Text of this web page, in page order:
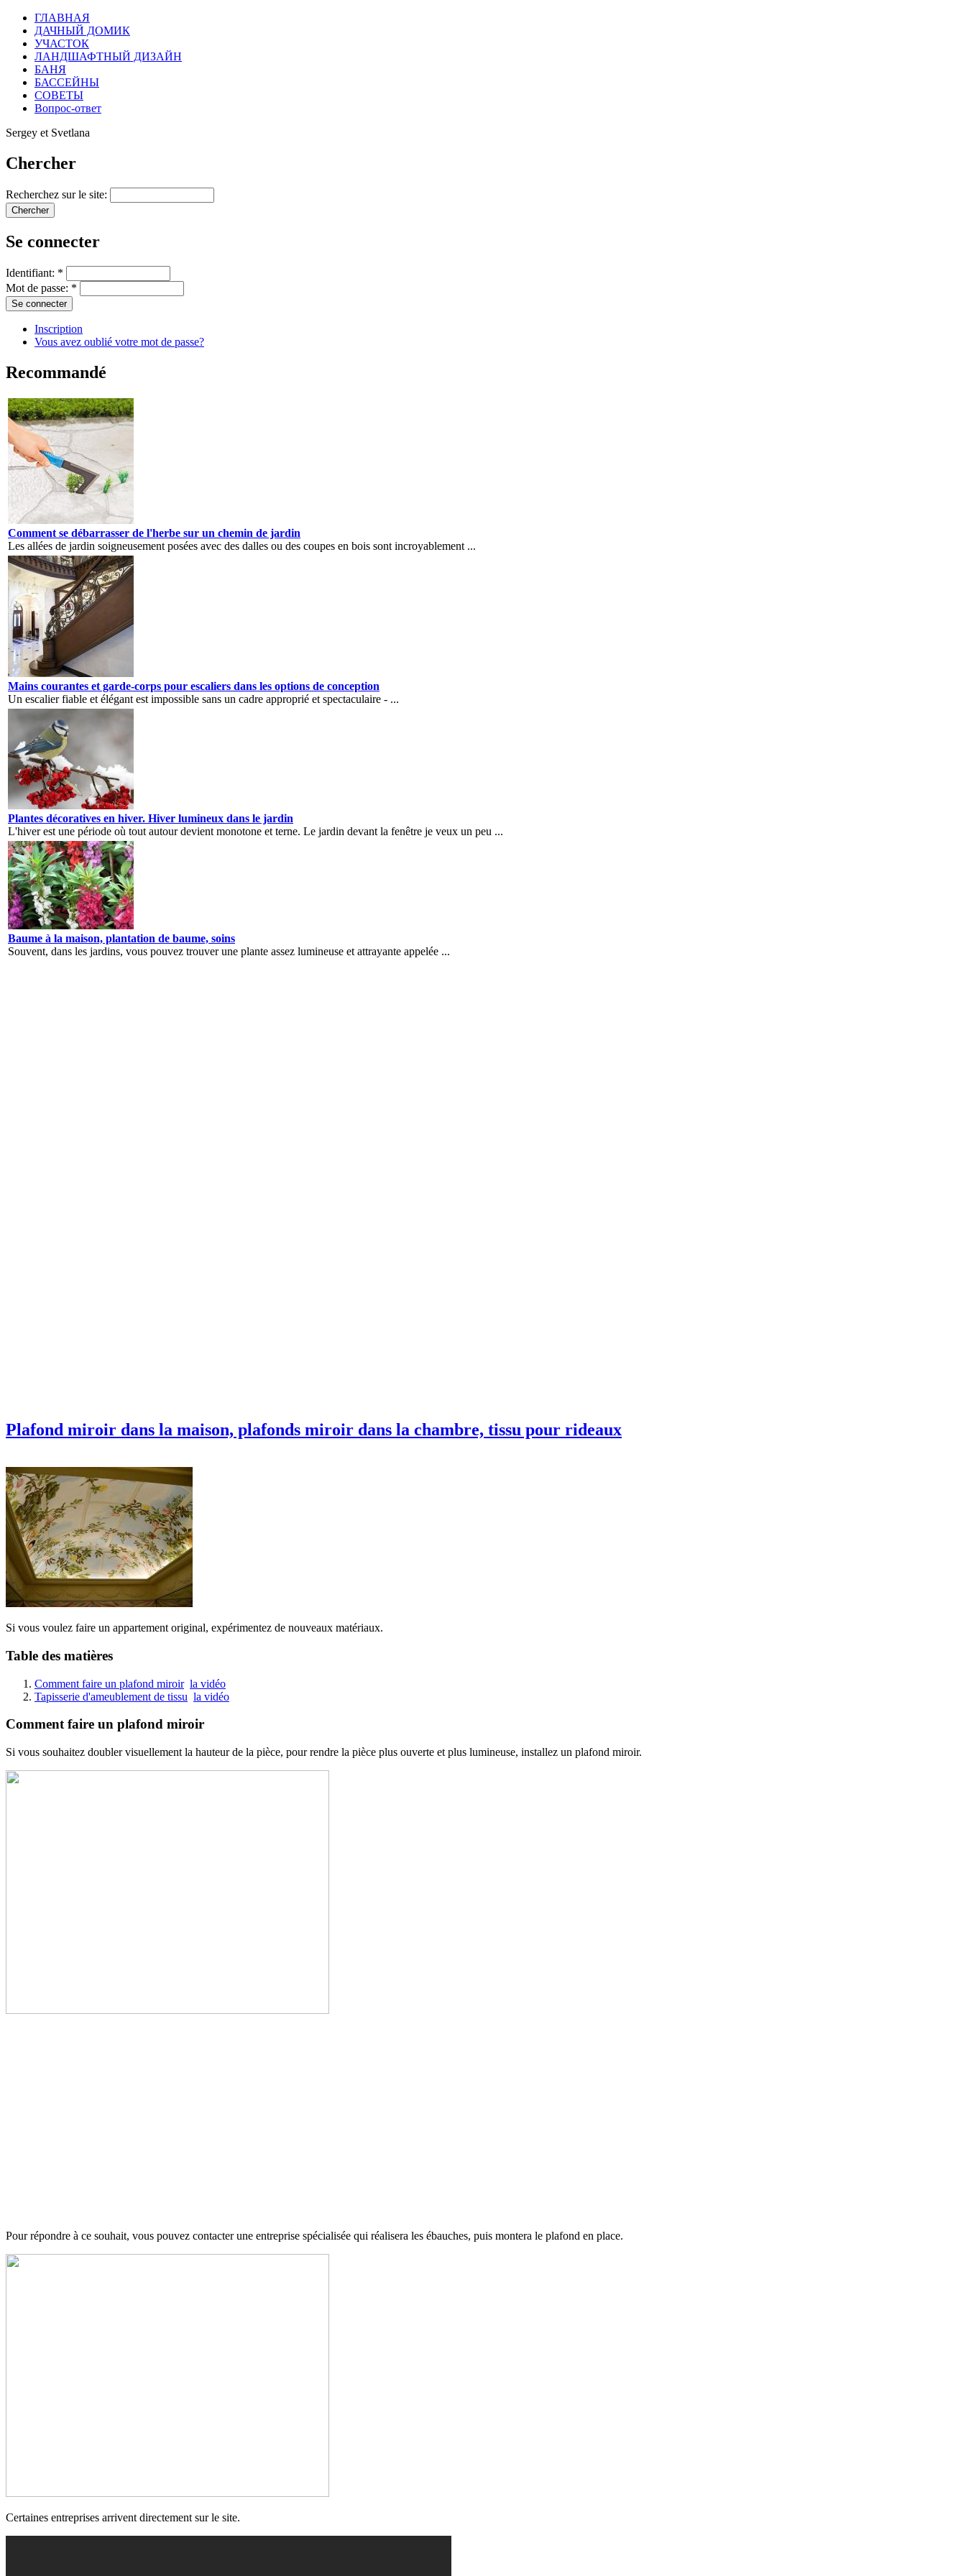
ГЛАВНАЯ
ДАЧНЫЙ ДОМИК
УЧАСТОК
ЛАНДШАФТНЫЙ ДИЗАЙН
БАНЯ
БАССЕЙНЫ
СОВЕТЫ
Вопрос-ответ
Sergey et Svetlana
Chercher
Recherchez sur le site:
Se connecter
Identifiant: *
Mot de passe: *
Inscription
Vous avez oublié votre mot de passe?
Recommandé
Comment se débarrasser de l'herbe sur un chemin de jardin
Les allées de jardin soigneusement posées avec des dalles ou des coupes en bois sont incroyablement ...
Mains courantes et garde-corps pour escaliers dans les options de conception
Un escalier fiable et élégant est impossible sans un cadre approprié et spectaculaire - ...
Plantes décoratives en hiver. Hiver lumineux dans le jardin
L'hiver est une période où tout autour devient monotone et terne. Le jardin devant la fenêtre je veux un peu ...
Baume à la maison, plantation de baume, soins
Souvent, dans les jardins, vous pouvez trouver une plante assez lumineuse et attrayante appelée ...
Plafond miroir dans la maison, plafonds miroir dans la chambre, tissu pour rideaux
Si vous voulez faire un appartement original, expérimentez de nouveaux matériaux.
Table des matières
Comment faire un plafond miroir la vidéo
Tapisserie d'ameublement de tissu la vidéo
Comment faire un plafond miroir
Si vous souhaitez doubler visuellement la hauteur de la pièce, pour rendre la pièce plus ouverte et plus lumineuse, installez un plafond miroir.
Pour répondre à ce souhait, vous pouvez contacter une entreprise spécialisée qui réalisera les ébauches, puis montera le plafond en place.
Certaines entreprises arrivent directement sur le site.